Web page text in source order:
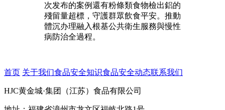
次发布的案例還有粉條類食物檢出鋁的
殘留量超標，守護群眾飲食平安。推動
體沉办理融入根基公共衛生服務與慢性
病防治全過程。
首页 关于我们食品安全知识食品安全动态联系我们
HJC黄金城·集团（江苏）食品有限公司